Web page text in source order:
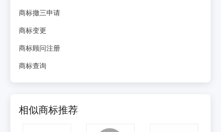
商标撤三申请
商标变更
商标顾问注册
商标查询
相似商标推荐